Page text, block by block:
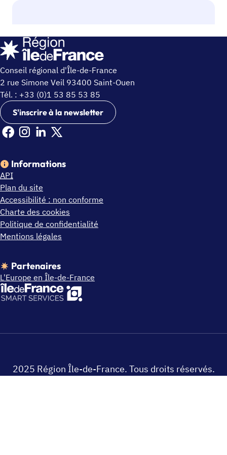
Conseil régional d'Île-de-France
2 rue Simone Veil 93400 Saint-Ouen
Tél. : +33 (0)1 53 85 53 85
S'inscrire à la newsletter
Facebook Ile de France (nouvelle fenêtre)
Instagram Ile de France (nouvelle fenêtre)
Linkedin Ile de France (nouvelle fenêtre)
X Ile de France (nouvelle fenêtre)
Informations
API
Plan du site
Accessibilité : non conforme
Charte des cookies
Politique de confidentialité
Mentions légales
Partenaires
L'Europe en Île-de-France
2025 Région Île-de-France. Tous droits réservés.